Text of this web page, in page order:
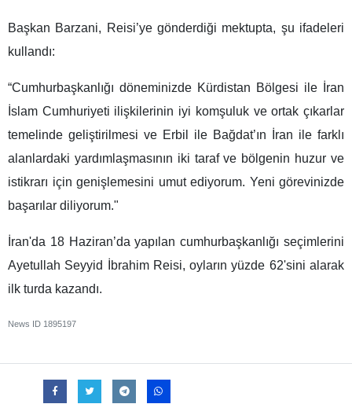
Başkan Barzani, Reisi’ye gönderdiği mektupta, şu ifadeleri
kullandı:
“Cumhurbaşkanlığı döneminizde Kürdistan Bölgesi ile İran
İslam Cumhuriyeti ilişkilerinin iyi komşuluk ve ortak çıkarlar
temelinde geliştirilmesi ve Erbil ile Bağdat’ın İran ile farklı
alanlardaki yardımlaşmasının iki taraf ve bölgenin huzur ve
istikrarı için genişlemesini umut ediyorum. Yeni görevinizde
başarılar diliyorum."
İran'da 18 Haziran’da yapılan cumhurbaşkanlığı seçimlerini
Ayetullah Seyyid İbrahim Reisi, oyların yüzde 62'sini alarak
ilk turda kazandı.
News ID 1895197